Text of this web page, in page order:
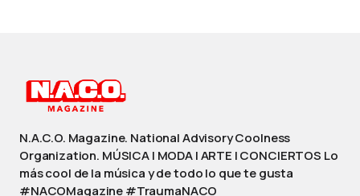
N.A.C.O. Magazine. National Advisory Coolness
Organization. MÚSICA | MODA | ARTE | CONCIERTOS Lo
más cool de la música y de todo lo que te gusta
#NACOMagazine #TraumaNACO